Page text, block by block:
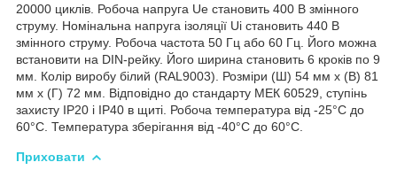
20000 циклів. Робоча напруга Ue становить 400 В змінного
струму. Номінальна напруга ізоляції Ui становить 440 В
змінного струму. Робоча частота 50 Гц або 60 Гц. Його можна
встановити на DIN-рейку. Його ширина становить 6 кроків по 9
мм. Колір виробу білий (RAL9003). Розміри (Ш) 54 мм х (В) 81
мм х (Г) 72 мм. Відповідно до стандарту МЕК 60529, ступінь
захисту IP20 і IP40 в щиті. Робоча температура від -25°C до
60°C. Температура зберігання від -40°C до 60°C.
Приховати